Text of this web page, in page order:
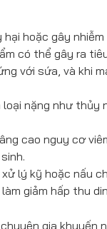
hoặc gây
có thể gây ra
với sứa, và khi
nặng như
cao nguy cơ
lý kỹ hoặc nấu
giảm hấp thu
gia khuyến